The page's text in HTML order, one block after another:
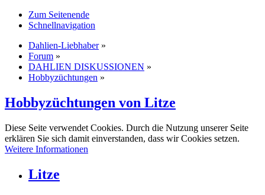
Zum Seitenende
Schnellnavigation
Dahlien-Liebhaber »
Forum »
DAHLIEN DISKUSSIONEN »
Hobbyzüchtungen »
Hobbyzüchtungen von Litze
Diese Seite verwendet Cookies. Durch die Nutzung unserer Seite
erklären Sie sich damit einverstanden, dass wir Cookies setzen.
Weitere Informationen
Litze